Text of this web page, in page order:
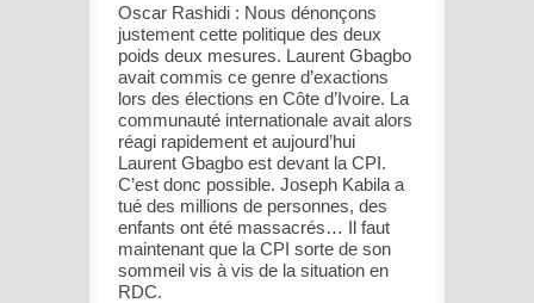
Oscar Rashidi : Nous dénonçons
justement cette politique des deux
poids deux mesures. Laurent Gbagbo
avait commis ce genre d’exactions
lors des élections en Côte d’Ivoire. La
communauté internationale avait alors
réagi rapidement et aujourd’hui
Laurent Gbagbo est devant la CPI.
C’est donc possible. Joseph Kabila a
tué des millions de personnes, des
enfants ont été massacrés… Il faut
maintenant que la CPI sorte de son
sommeil vis à vis de la situation en
RDC.